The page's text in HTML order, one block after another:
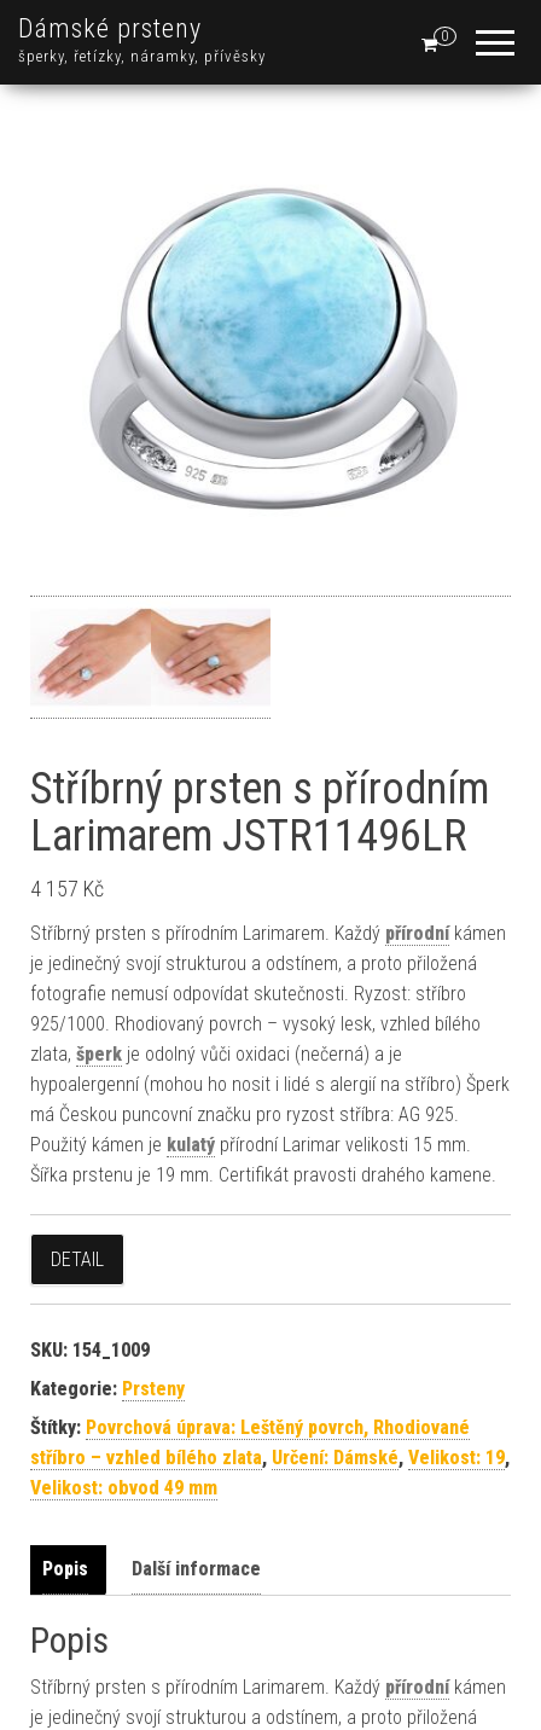
Dámské prsteny
šperky, řetízky, náramky, přívěsky
0
Stříbrný prsten s přírodním
Larimarem JSTR11496LR
4 157 Kč
Stříbrný prsten s přírodním Larimarem. Každý přírodníkámen
je jedinečný svojí strukturou a odstínem, a proto přiložená
fotografie nemusí odpovídat skutečnosti. Ryzost: stříbro
925/1000. Rhodiovaný povrch – vysoký lesk, vzhled bílého
zlata, šperk je odolný vůči oxidaci (nečerná) a je
hypoalergenní (mohou ho nosit i lidé s alergií na stříbro) Šperk
má Českou puncovní značku pro ryzost stříbra: AG 925.
Použitý kámen je kulatý přírodní Larimar velikosti 15 mm.
Šířka prstenu je 19 mm. Certifikát pravosti drahého kamene.
DETAIL
SKU: 154_1009
Kategorie: Prsteny
Štítky: Povrchová úprava: Leštěný povrch, Rhodiované
stříbro – vzhled bílého zlata, Určení: Dámské, Velikost: 19,
Velikost: obvod 49 mm
Popis Další informace
Popis
Stříbrný prsten s přírodním Larimarem. Každý přírodníkámen
je jedinečný svojí strukturou a odstínem, a proto přiložená